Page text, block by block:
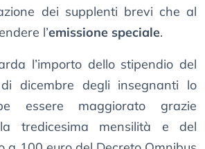
dei supplenti brevi che al
l’emissione speciale.
l’importo dello stipendio del
dicembre degli insegnanti lo
essere maggiorato grazie
tredicesima mensilità e del